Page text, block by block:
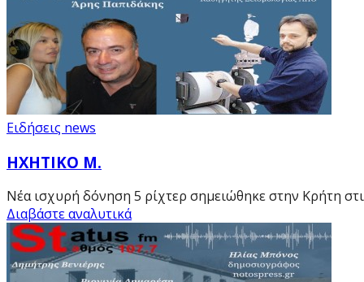
Ειδήσεις news
ΗΧΗΤΙΚΟ Μ.
Νέα ισχυρή δόνηση 5 ρίχτερ σημειώθηκε στην Κρήτη
Διαβάστε αναλυτικά